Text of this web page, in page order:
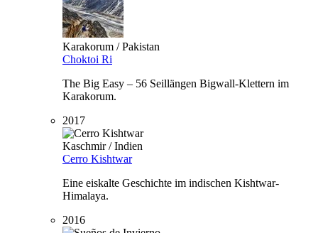
Karakorum / Pakistan
Choktoi Ri
The Big Easy – 56 Seillängen Bigwall-Klettern im
Karakorum.
2017
Kaschmir / Indien
Cerro Kishtwar
Eine eiskalte Geschichte im indischen Kishtwar-
Himalaya.
2016